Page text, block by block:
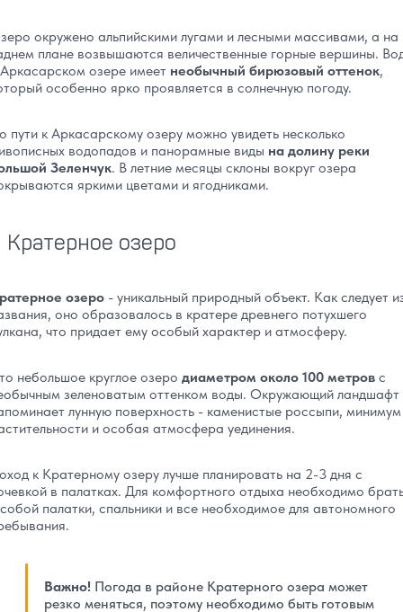
окружено альпийскими лугами и лесными массивами, а на
плане возвышаются величественные горные вершины.
озере имеет необычный бирюзовый оттенок,
особенно ярко проявляется в солнечную погоду.
пути к Аркасарскому озеру можно увидеть несколько
водопадов и панорамные виды на долину реки
Зеленчук. В летние месяцы склоны вокруг озера
яркими цветами и ягодниками.
Кратерное озеро
озеро - уникальный природный объект. Как следует
оно образовалось в кратере древнего потухшего
что придает ему особый характер и атмосферу.
небольшое круглое озеро диаметром около 100 метров с
зеленоватым оттенком воды. Окружающий ландшафт
лунную поверхность - каменистые россыпи, минимум
и особая атмосфера уединения.
к Кратерному озеру лучше планировать на 2-3 дня с
в палатках. Для комфортного отдыха необходимо
палатки, спальники и все необходимое для автономного
Важно! Погода в районе Кратерного озера может
резко меняться, поэтому необходимо быть готовым